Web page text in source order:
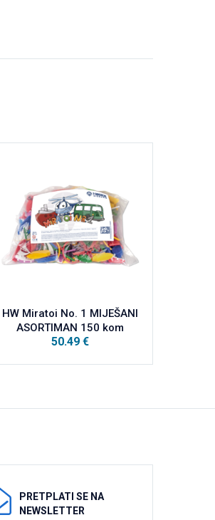
HW Miratoi No. 1 MIJEŠANI
ASORTIMAN 150 kom
50.49 €
PRETPLATI SE NA
NEWSLETTER